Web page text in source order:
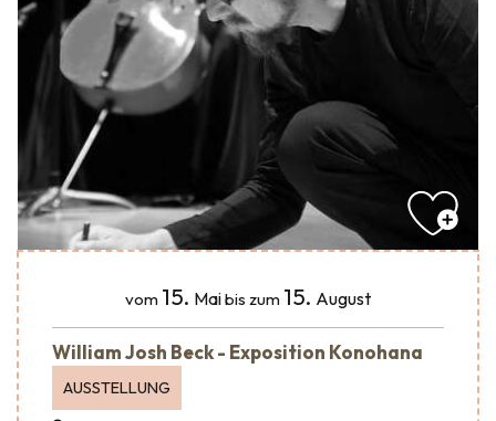
vom 15. Maibis zum 15. August
William Josh Beck - Exposition Konohana
AUSSTELLUNG